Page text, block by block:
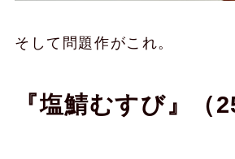
そして問題作がこれ。
『塩鯖むすび』（